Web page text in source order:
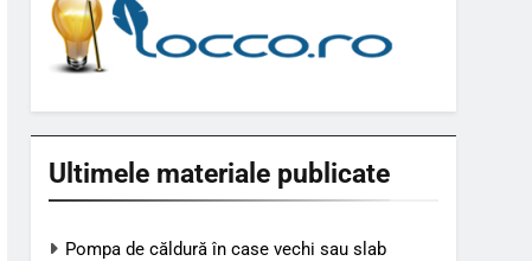
Ultimele materiale publicate
Pompa de căldură în case vechi sau slab